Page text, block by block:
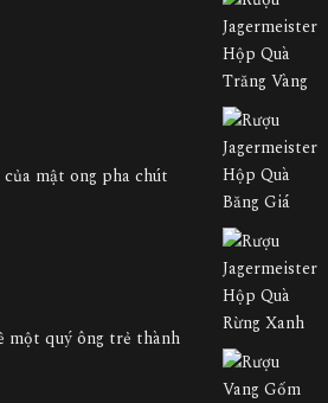
mật ong pha chút
một quý ông trẻ thành